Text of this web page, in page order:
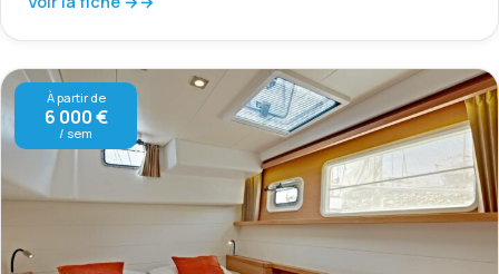
À partir de
6 000 €
/ sem